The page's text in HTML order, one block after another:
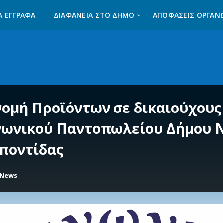
ΈΓΓΡΑΦΑ ΔΙΑΦΆΝΕΙΑ ΣΤΟ ΔΉΜΟ ΑΠΟΦΑΣΕΙΣ
Προϊόντων σε
Παντοπωλείου Δήμου
News